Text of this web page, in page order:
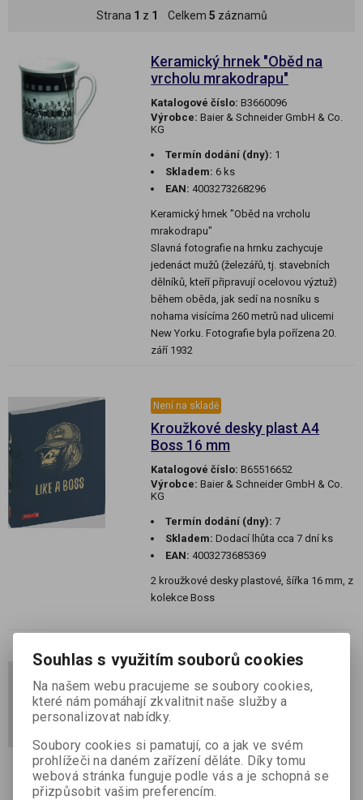
Strana 1 z 1 Celkem 5 záznamů
Keramický hrnek "Oběd na
vrcholu mrakodrapu"
Katalogové číslo: B3660096
Výrobce: Baier & Schneider GmbH & Co.
KG
Termín dodání (dny): 1
Skladem: 6 ks
EAN: 4003273268296
Keramický hrnek "Oběd na vrcholu
mrakodrapu"
Slavná fotografie na hrnku zachycuje
jedenáct mužů (železářů, tj. stavebních
dělníků, kteří připravují ocelovou výztuž)
během oběda, jak sedí na nosníku s
nohama visícíma 260 metrů nad ulicemi
New Yorku. Fotografie byla pořízena 20.
září 1932
Není na skladě
Kroužkové desky plast A4
Boss 16 mm
Katalogové číslo: B65516652
Výrobce: Baier & Schneider GmbH & Co.
KG
Termín dodání (dny): 7
Skladem: Dodací lhůta cca 7 dní ks
EAN: 4003273685369
2 kroužkové desky plastové, šířka 16 mm, z
kolekce Boss
Kroužkové desky plast A4
Lebka 16 mm
Výrobce:Baier & Schneider GmbH & Co.
KG
Termín dodání (dny):
Souhlas s využitím souborů cookies
Na našem webu pracujeme se soubory cookies,
které nám pomáhají zkvalitnit naše služby a
personalizovat nabídky.
Soubory cookies si pamatují, co a jak ve svém
prohlížeči na daném zařízení děláte. Díky tomu
webová stránka funguje podle vás a je schopná se
přizpůsobit vašim preferencím.